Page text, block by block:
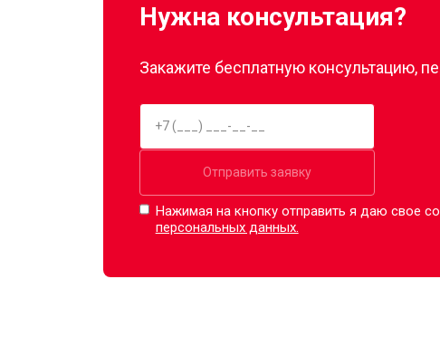
Нужна консультация?
Закажите бесплатную консультацию,
Отправить заявку
Нажимая на кнопку отправить я даю свое
персональных данных.